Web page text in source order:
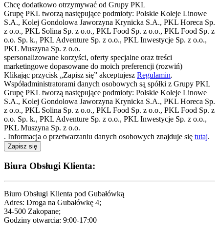
Chcę dodatkowo otrzymywać od Grupy PKL
Grupę PKL tworzą następujące podmioty: Polskie Koleje Linowe
S.A., Kolej Gondolowa Jaworzyna Krynicka S.A., PKL Horeca Sp.
z o.o., PKL Solina Sp. z o.o., PKL Food Sp. z o.o., PKL Food Sp. z
o.o. Sp. k., PKL Adventure Sp. z o.o., PKL Inwestycje Sp. z o.o.,
PKL Muszyna Sp. z o.o.
spersonalizowane korzyści, oferty specjalne oraz treści
marketingowe dopasowane do moich preferencji (rozwiń)
Klikając przycisk „Zapisz się” akceptujesz Regulamin.
Współadministratorami danych osobowych są spółki z Grupy PKL
Grupę PKL tworzą następujące podmioty: Polskie Koleje Linowe
S.A., Kolej Gondolowa Jaworzyna Krynicka S.A., PKL Horeca Sp.
z o.o., PKL Solina Sp. z o.o., PKL Food Sp. z o.o., PKL Food Sp. z
o.o. Sp. k., PKL Adventure Sp. z o.o., PKL Inwestycje Sp. z o.o.,
PKL Muszyna Sp. z o.o.
. Informacja o przetwarzaniu danych osobowych znajduje się tutaj.
Zapisz się
Biura Obsługi Klienta:
Biuro Obsługi Klienta pod Gubałówką
Adres: Droga na Gubałówkę 4;
34-500 Zakopane;
Godziny otwarcia: 9:00-17:00